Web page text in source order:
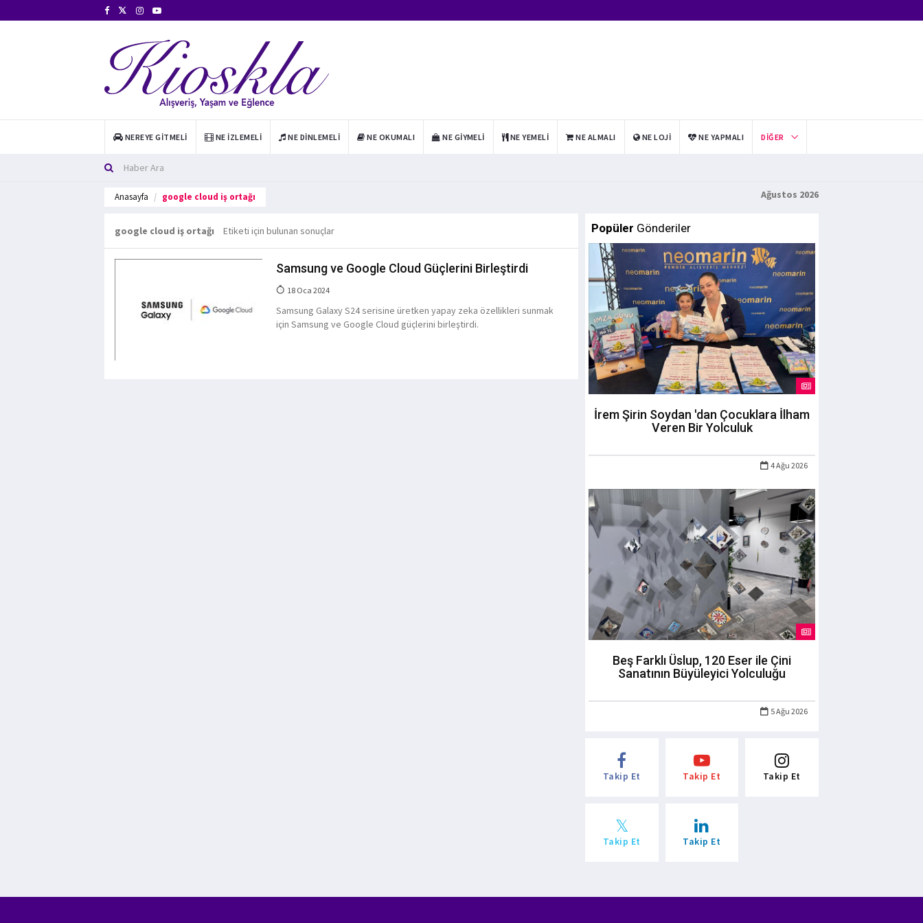
NEREYE GITMELI NE İZLEMELI NE DINLEMELI NE OKUMALI NE GIYMELI NE YEMELI NE ALMALI NE LOJI NE YAPMALI DIĞER
Anasayfa google cloud iş ortağı Ağustos 2026
google cloud iş ortağı Etiketi için bulunan sonuçlar
Samsung ve Google Cloud Güçlerini Birleştirdi
18 Oca 2024
Samsung Galaxy S24 serisine üretken yapay zeka özellikleri sunmak
için Samsung ve Google Cloud güçlerini birleştirdi.
Popüler Gönderiler
İrem Şirin Soydan 'dan Çocuklara İlham
Veren Bir Yolculuk
4 Ağu 2026
Beş Farklı Üslup, 120 Eser ile Çini
Sanatının Büyüleyici Yolculuğu
5 Ağu 2026
Takip Et Takip Et Takip Et
Takip Et Takip Et